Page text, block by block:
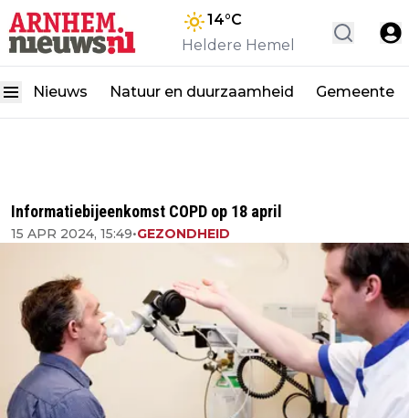
14°C
Heldere Hemel
Nieuws Natuur en duurzaamheid Gemeente
Informatiebijeenkomst COPD op 18 april
15 APR 2024, 15:49•GEZONDHEID